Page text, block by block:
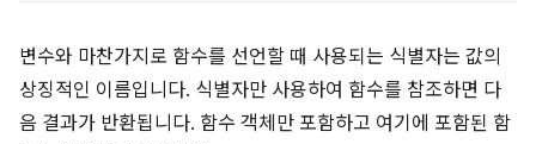
변수와 마찬가지로 함수를 선언할 때 사용되는 식별자는 값의
상징적인 이름입니다. 식별자만 사용하여 함수를 참조하면 다
음 결과가 반환됩니다. 함수 객체만 포함하고 여기에 포함된 함